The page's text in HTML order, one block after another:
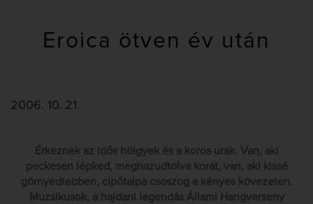
Eroica ötven év után
2006. 10. 21.
Érkeznek az idős hölgyek és a koros urak. Van, aki
peckesen lépked, meghazudtolva korát, van, aki kissé
görnyedtebben, cipőtalpa csoszog a kényes kövezeten.
Muzsikusok, a hajdani legendás Állami Hangverseny